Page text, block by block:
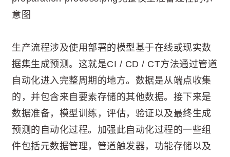
意图
生产流程涉及使用部署的模型基于在线或现实数
据集生成预测。这就是CI / CD / CT方法通过管道
自动化进入完整周期的地方。数据是从端点收集
的，并包含来自要素存储的其他数据。接下来是
数据准备，模型训练，评估，验证以及最终生成
预测的自动化过程。加强此自动化过程的一些组
件包括元数据管理，管道触发器，功能存储以及